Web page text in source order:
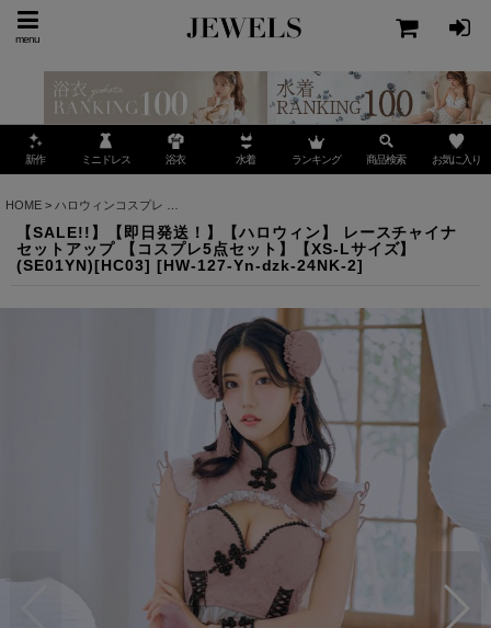
menu
新作 ミニドレス 浴衣 水着 ランキング 商品検索 お気に入り
HOME > ハロウィンコスプレ
【SALE!!】【即日発送！】【ハロウィン】 レースチャイナ
セットアップ 【コスプレ5点セット】【XS-Lサイズ】
(SE01YN)[HC03] [HW-127-Yn-dzk-24NK-2]